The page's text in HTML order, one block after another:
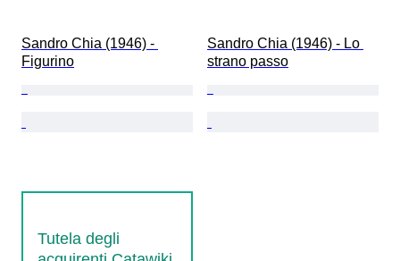
Sandro Chia (1946) -
Figurino
Sandro Chia (1946) - Lo
strano passo
Tutela degli